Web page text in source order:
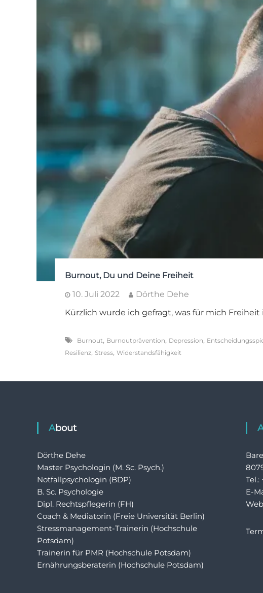
Burnout, Du und Deine Freiheit
10. Juli 2022
Dörthe Dehe
Kürzlich wurde ich gefragt, was für mich
Burnout, Burnoutprävention, Depression,
Resilienz, Stress, Widerstandsfähigkeit
About
Dörthe Dehe
Master Psychologin (M. Sc. Psych.)
Notfallpsychologin (BDP)
B. Sc. Psychologie
Dipl. Rechtspflegerin (FH)
Coach & Mediatorin (Freie Universität Berlin)
Stressmanagement-Trainerin (Hochschule
Potsdam)
Trainerin für PMR (Hochschule Potsdam)
Ernährungsberaterin (Hochschule Potsdam)
Tel.:
E-